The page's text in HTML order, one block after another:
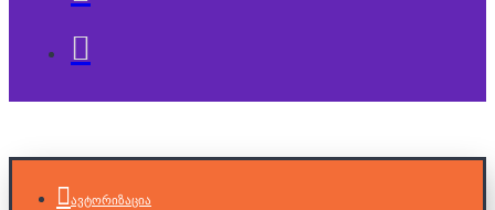
ავტორიზაცია